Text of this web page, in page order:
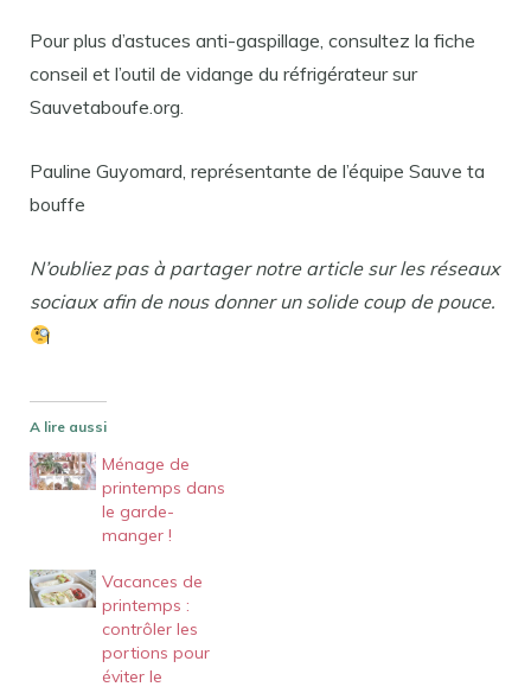
Pour plus d’astuces anti-gaspillage, consultez la fiche
conseil et l’outil de vidange du réfrigérateur sur
Sauvetaboufe.org.
Pauline Guyomard, représentante de l’équipe Sauve ta
bouffe
N’oubliez pas à partager notre article sur les réseaux
sociaux afin de nous donner un solide coup de pouce.
A lire aussi
Ménage de
printemps dans
le garde-
manger !
Vacances de
printemps :
contrôler les
portions pour
éviter le